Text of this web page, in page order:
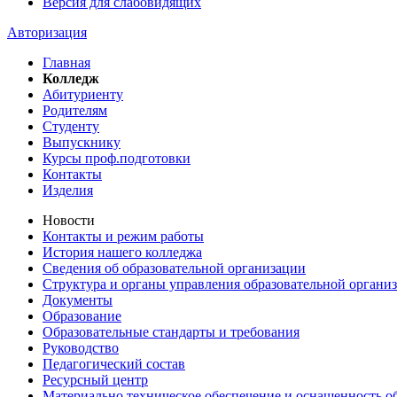
Авторизация
Главная
Колледж
Абитуриенту
Родителям
Студенту
Выпускнику
Курсы проф.подготовки
Контакты
Изделия
Новости
Контакты и режим работы
История нашего колледжа
Сведения об образовательной организации
Структура и органы управления образовательной
Документы
Образование
Образовательные стандарты и требования
Руководство
Педагогический состав
Ресурсный центр